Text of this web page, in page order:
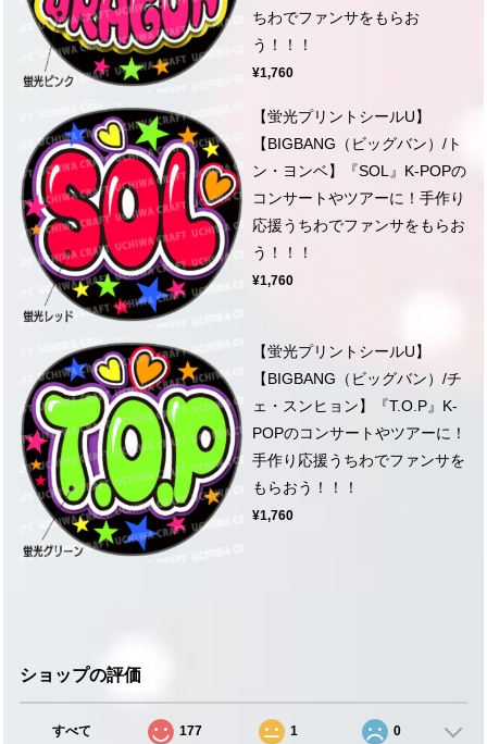
ちわでファンサをもらお
う！！！
¥1,760
【蛍光プリントシールU】
【BIGBANG（ビッグバン）/ト
ン・ヨンベ】『SOL』K-POPの
コンサートやツアーに！手作り
応援うちわでファンサをもらお
う！！！
¥1,760
【蛍光プリントシールU】
【BIGBANG（ビッグバン）/チ
ェ・スンヒョン】『T.O.P』K-
POPのコンサートやツアーに！
手作り応援うちわでファンサを
もらおう！！！
¥1,760
ショップの評価
すべて 177 1 0